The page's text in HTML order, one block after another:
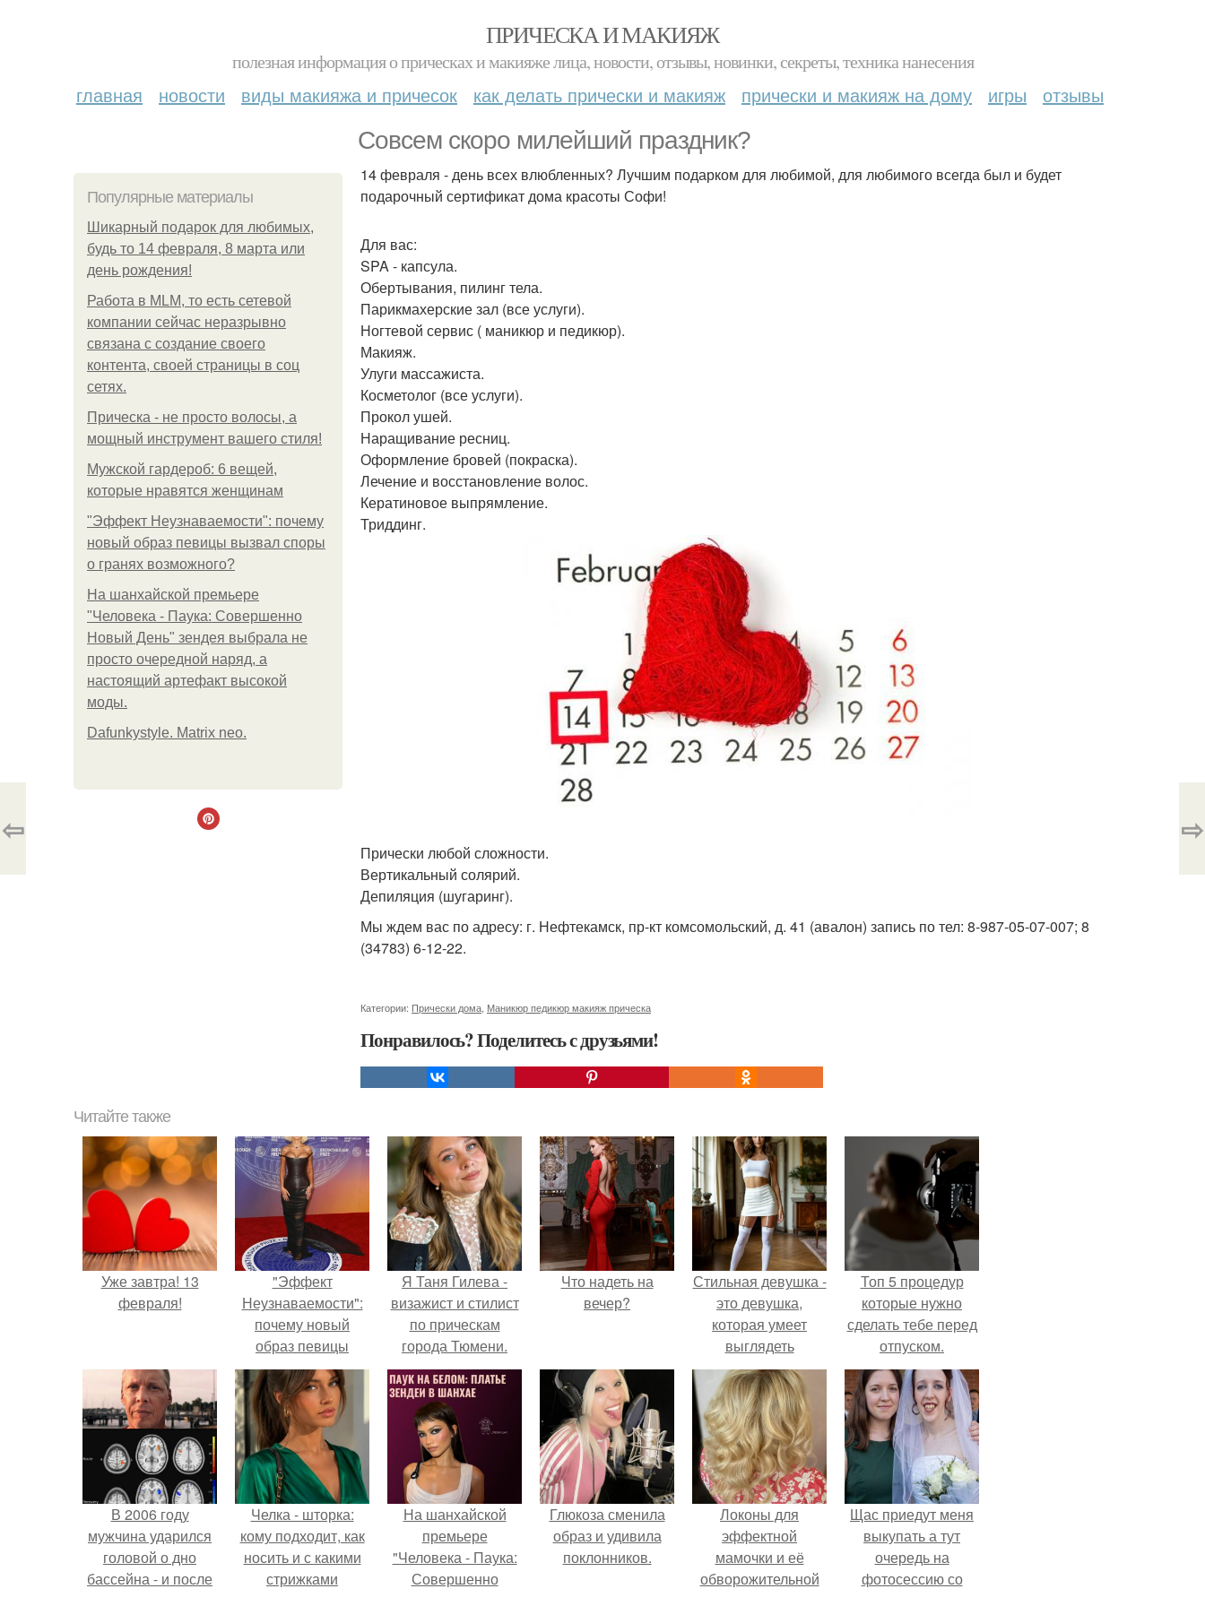
ПРИЧЕСКА И МАКИЯЖ
полезная информация о прическах и макияже лица, новости, отзывы, новинки, секреты, техника нанесения
главная новости виды макияжа и причесок как делать прически и макияж прически и макияж на дому игры отзывы
Совсем скоро милейший праздник?
Популярные материалы
Шикарный подарок для любимых,
будь то 14 февраля, 8 марта или
день рождения!
Работа в MLM, то есть сетевой
компании сейчас неразрывно
связана с создание своего
контента, своей страницы в соц
сетях.
Прическа - не просто волосы, а
мощный инструмент вашего стиля!
Мужской гардероб: 6 вещей,
которые нравятся женщинам
"Эффект Неузнаваемости": почему
новый образ певицы вызвал споры
о гранях возможного?
На шанхайской премьере
"Человека - Паука: Совершенно
Новый День" зендея выбрала не
просто очередной наряд, а
настоящий артефакт высокой
моды.
Dafunkystyle. Matrix neo.
14 февраля - день всех влюбленных? Лучшим подарком для любимой, для любимого всегда был и будет
подарочный сертификат дома красоты Софи!
Для вас:
SPA - капсула.
Обертывания, пилинг тела.
Парикмахерские зал (все услуги).
Ногтевой сервис ( маникюр и педикюр).
Макияж.
Улуги массажиста.
Косметолог (все услуги).
Прокол ушей.
Наращивание ресниц.
Оформление бровей (покраска).
Лечение и восстановление волос.
Кератиновое выпрямление.
Триддинг.
Прически любой сложности.
Вертикальный солярий.
Депиляция (шугаринг).
Мы ждем вас по адресу: г. Нефтекамск, пр-кт комсомольский, д. 41 (авалон) запись по тел: 8-987-05-07-007; 8
(34783) 6-12-22.
Категории: Прически дома Маникюр педикюр макияж прическа
Понравилось? Поделитесь с друзьями!
⇦ ⇨
Читайте также
Уже завтра! 13
февраля!
"Эффект
Неузнаваемости":
почему новый
образ певицы
вызвал споры о
гранях
возможного?
Я Таня Гилева -
визажист и стилист
по прическам
города Тюмени.
Что надеть на
вечер?
Стильная девушка -
это девушка,
которая умеет
выглядеть
привлекательно и
элегантно в любои
ситуации.
Топ 5 процедур
которые нужно
сделать тебе перед
отпуском.
В 2006 году
мужчина ударился
головой о дно
бассейна - и после
Челка - шторка:
кому подходит, как
носить и с какими
стрижками
На шанхайской
премьере
"Человека - Паука:
Совершенно
Глюкоза сменила
образ и удивила
поклонников.
Локоны для
эффектной
мамочки и её
обворожительной
Щас приедут меня
выкупать а тут
очередь на
фотосессию со